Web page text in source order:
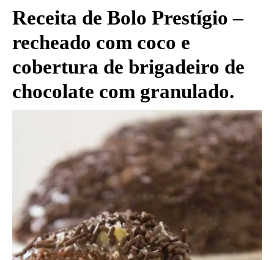
Receita de Bolo Prestígio –
recheado com coco e
cobertura de brigadeiro de
chocolate com granulado.